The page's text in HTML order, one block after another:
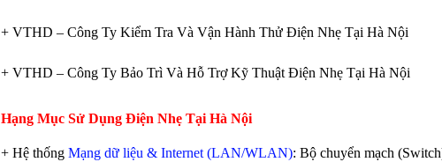
+ VTHD – Công Ty Kiểm Tra Và Vận Hành Thử Điện Nhẹ Tại Hà Nội
+ VTHD – Công Ty Bảo Trì Và Hỗ Trợ Kỹ Thuật Điện Nhẹ Tại Hà Nội
Hạng Mục Sử Dụng Điện Nhẹ Tại Hà Nội
+ Hệ thống Mạng dữ liệu & Internet (LAN/WLAN): Bộ chuyển mạch